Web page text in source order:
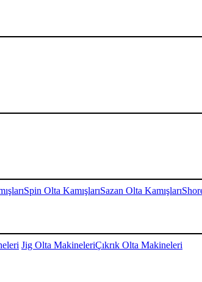
Spin Olta KamışlarıSazan Olta Kamışları
Jig Olta MakineleriÇıkrık Olta Makineleri